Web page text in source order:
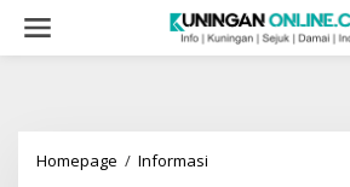
content
Homepage / Informasi